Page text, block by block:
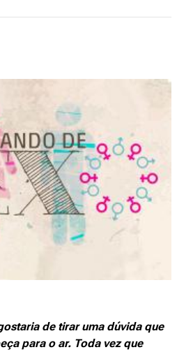
de tirar uma dúvida que
para o ar. Toda vez que